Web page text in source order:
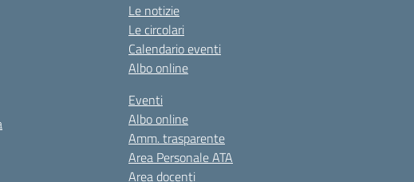
Le notizie
Le circolari
Calendario eventi
Albo online
Eventi
Albo online
Amm. trasparente
Area Personale ATA
Area docenti